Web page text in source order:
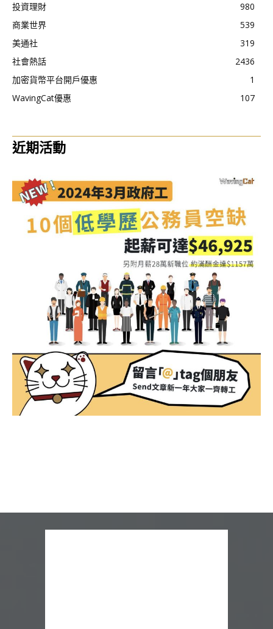
投資理財
980
商業世界
539
美通社
319
社會熱話
2436
加密貨幣平台開戶優惠
1
WavingCat優惠
107
近期活動